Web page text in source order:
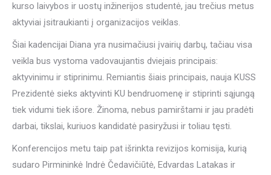
kurso laivybos ir uostų inžinerijos studentė, jau trečius metus
aktyviai įsitraukianti į organizacijos veiklas.
Šiai kadencijai Diana yra nusimačiusi įvairių darbų, tačiau visa
veikla bus vystoma vadovaujantis dviejais principais:
aktyvinimu ir stiprinimu. Remiantis šiais principais, nauja KUSS
Prezidentė sieks aktyvinti KU bendruomenę ir stiprinti sąjungą
tiek vidumi tiek išore. Žinoma, nebus pamirštami ir jau pradėti
darbai, tikslai, kuriuos kandidatė pasiryžusi ir toliau tęsti.
Konferencijos metu taip pat išrinkta revizijos komisija, kurią
sudaro Pirmininkė Indrė Čedavičiūtė, Edvardas Latakas ir